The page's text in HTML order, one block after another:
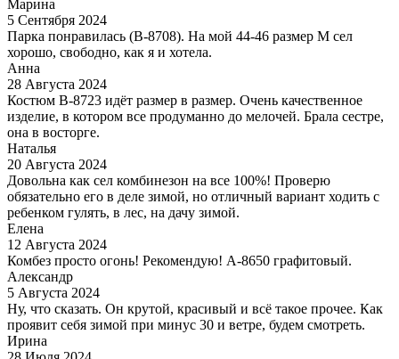
Марина
5 Сентября 2024
Парка понравилась (В-8708). На мой 44-46 размер М сел
хорошо, свободно, как я и хотела.
Анна
28 Августа 2024
Костюм В-8723 идёт размер в размер. Очень качественное
изделие, в котором все продуманно до мелочей. Брала сестре,
она в восторге.
Наталья
20 Августа 2024
Довольна как сел комбинезон на все 100%! Проверю
обязательно его в деле зимой, но отличный вариант ходить с
ребенком гулять, в лес, на дачу зимой.
Елена
12 Августа 2024
Комбез просто огонь! Рекомендую! А-8650 графитовый.
Александр
5 Августа 2024
Ну, что сказать. Он крутой, красивый и всё такое прочее. Как
проявит себя зимой при минус 30 и ветре, будем смотреть.
Ирина